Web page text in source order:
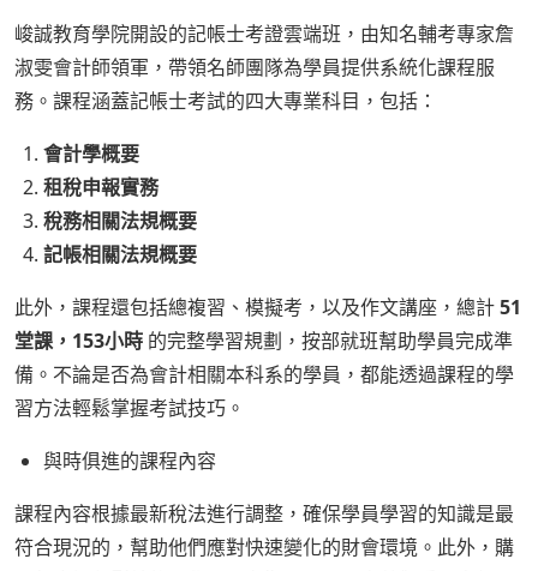
峻誠教育學院開設的記帳士考證雲端班，由知名輔考專家詹
淑雯會計師領軍，帶領名師團隊為學員提供系統化課程服
務。課程涵蓋記帳士考試的四大專業科目，包括：
會計學概要
租稅申報實務
稅務相關法規概要
記帳相關法規概要
此外，課程還包括總複習、模擬考，以及作文講座，總計51
堂課，153小時 的完整學習規劃，按部就班幫助學員完成準
備。不論是否為會計相關本科系的學員，都能透過課程的學
習方法輕鬆掌握考試技巧。
與時俱進的課程內容
課程內容根據最新稅法進行調整，確保學員學習的知識是最
符合現況的，幫助他們應對快速變化的財會環境。此外，購